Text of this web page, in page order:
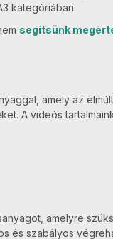
kategóriában.
segítsünk
amely az
A videós
amelyre
és szabályos